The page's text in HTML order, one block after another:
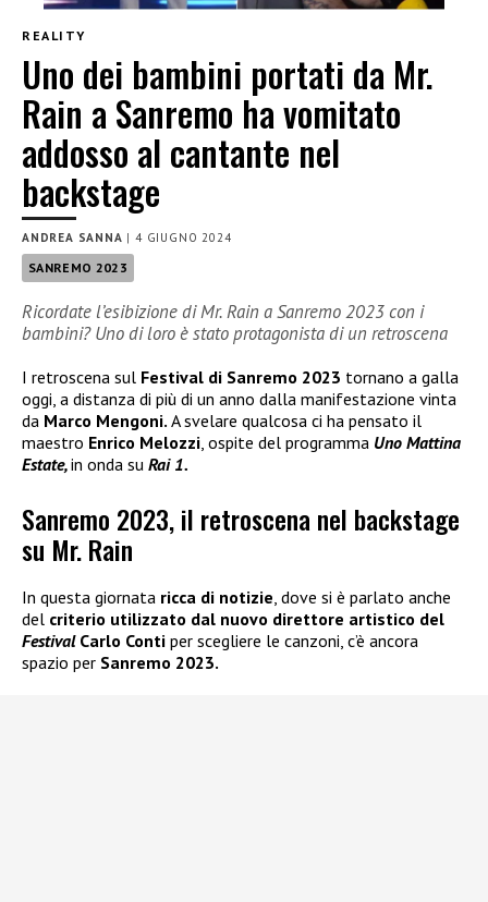
REALITY
Uno dei bambini portati da Mr.
Rain a Sanremo ha vomitato
addosso al cantante nel
backstage
ANDREA SANNA |4 GIUGNO 2024
SANREMO 2023
Ricordate l’esibizione di Mr. Rain a Sanremo 2023 con i
bambini? Uno di loro è stato protagonista di un retroscena
I retroscena sul Festival di Sanremo 2023 tornano a galla
oggi, a distanza di più di un anno dalla manifestazione vinta
da Marco Mengoni. A svelare qualcosa ci ha pensato il
maestro Enrico Melozzi , ospite del programma Uno Mattina
Estate,in onda su Rai 1.
Sanremo 2023, il retroscena nel backstage
su Mr. Rain
In questa giornata ricca di notizie , dove si è parlato anche
del criterio utilizzato dal nuovo direttore artistico del
Festival Carlo Conti per scegliere le canzoni, c’è ancora
spazio per Sanremo 2023.